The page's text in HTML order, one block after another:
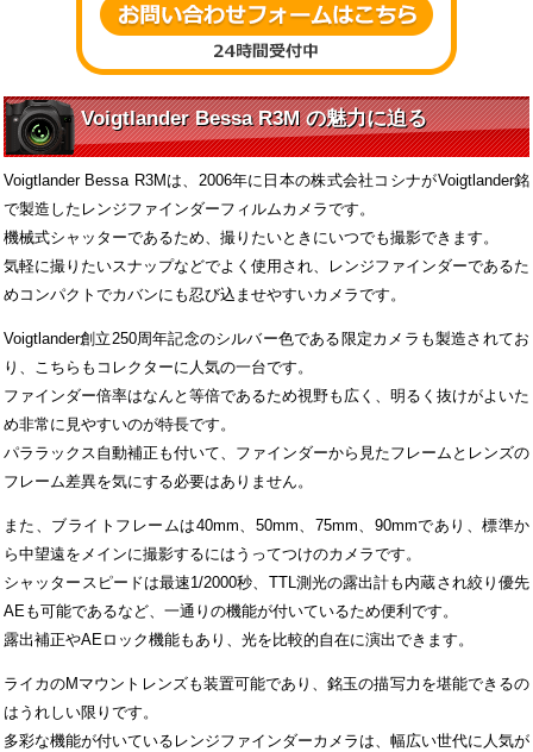
Voigtlander Bessa R3M の魅力に迫る
Voigtlander Bessa R3Mは、2006年に日本の株式会社コシナがVoigtlander銘
で製造したレンジファインダーフィルムカメラです。
機械式シャッターであるため、撮りたいときにいつでも撮影できます。
気軽に撮りたいスナップなどでよく使用され、レンジファインダーであるた
めコンパクトでカバンにも忍び込ませやすいカメラです。
Voigtlander創立250周年記念のシルバー色である限定カメラも製造されてお
り、こちらもコレクターに人気の一台です。
ファインダー倍率はなんと等倍であるため視野も広く、明るく抜けがよいた
め非常に見やすいのが特長です。
パララックス自動補正も付いて、ファインダーから見たフレームとレンズの
フレーム差異を気にする必要はありません。
また、ブライトフレームは40mm、50mm、75mm、90mmであり、標準か
ら中望遠をメインに撮影するにはうってつけのカメラです。
シャッタースピードは最速1/2000秒、TTL測光の露出計も内蔵され絞り優先
AEも可能であるなど、一通りの機能が付いているため便利です。
露出補正やAEロック機能もあり、光を比較的自在に演出できます。
ライカのMマウントレンズも装置可能であり、銘玉の描写力を堪能できるの
はうれしい限りです。
多彩な機能が付いているレンジファインダーカメラは、幅広い世代に人気が